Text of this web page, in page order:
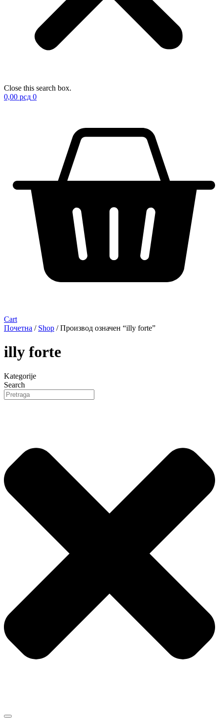
Close this search box.
0,00 рсд 0
Cart
Почетна / Shop / Производ oзначен “illy forte”
illy forte
Kategorije
Search